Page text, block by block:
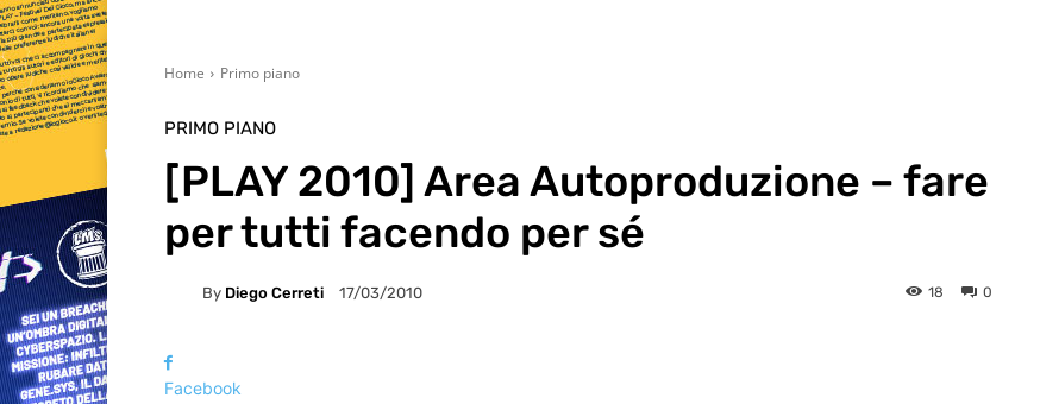
Home Primo piano
PRIMO PIANO
[PLAY 2010] Area Autoproduzione – fare
per tutti facendo per sé
By Diego Cerreti 17/03/2010 0
18
Facebook